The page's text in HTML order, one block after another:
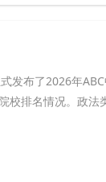
发布了2026年
排名情况。政法